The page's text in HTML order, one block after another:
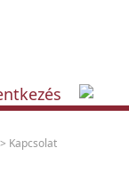
> Kapcsolat